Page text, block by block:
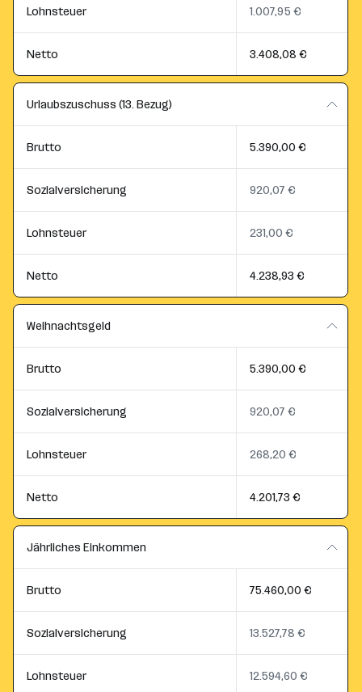
Lohnsteuer 1.007,95 €
Netto 3.408,08 €
Urlaubszuschuss (13. Bezug)
Brutto 5.390,00 €
Sozialversicherung 920,07 €
Lohnsteuer 231,00 €
Netto 4.238,93 €
Weihnachtsgeld
Brutto 5.390,00 €
Sozialversicherung 920,07 €
Lohnsteuer 268,20 €
Netto 4.201,73 €
Jährliches Einkommen
Brutto 75.460,00 €
Sozialversicherung 13.527,78 €
Lohnsteuer 12.594,60 €